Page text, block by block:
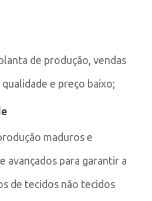
de produção, vendas
e preço baixo;
maduros e
avançados para garantir a
de tecidos não tecidos